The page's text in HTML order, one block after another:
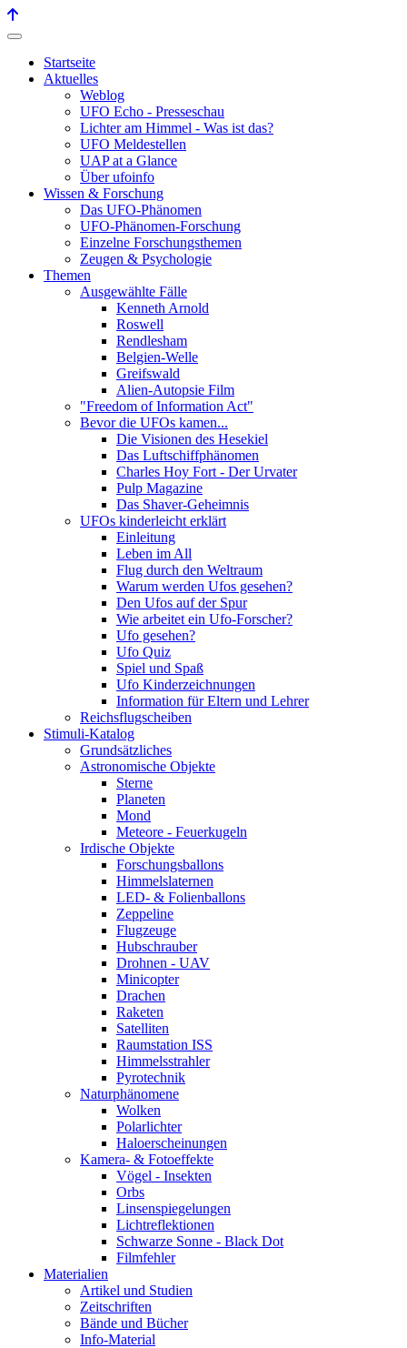
Startseite
Aktuelles
Weblog
UFO Echo - Presseschau
Lichter am Himmel - Was ist das?
UFO Meldestellen
UAP at a Glance
Über ufoinfo
Wissen & Forschung
Das UFO-Phänomen
UFO-Phänomen-Forschung
Einzelne Forschungsthemen
Zeugen & Psychologie
Themen
Ausgewählte Fälle
Kenneth Arnold
Roswell
Rendlesham
Belgien-Welle
Greifswald
Alien-Autopsie Film
"Freedom of Information Act"
Bevor die UFOs kamen...
Die Visionen des Hesekiel
Das Luftschiffphänomen
Charles Hoy Fort - Der Urvater
Pulp Magazine
Das Shaver-Geheimnis
UFOs kinderleicht erklärt
Einleitung
Leben im All
Flug durch den Weltraum
Warum werden Ufos gesehen?
Den Ufos auf der Spur
Wie arbeitet ein Ufo-Forscher?
Ufo gesehen?
Ufo Quiz
Spiel und Spaß
Ufo Kinderzeichnungen
Information für Eltern und Lehrer
Reichsflugscheiben
Stimuli-Katalog
Grundsätzliches
Astronomische Objekte
Sterne
Planeten
Mond
Meteore - Feuerkugeln
Irdische Objekte
Forschungsballons
Himmelslaternen
LED- & Folienballons
Zeppeline
Flugzeuge
Hubschrauber
Drohnen - UAV
Minicopter
Drachen
Raketen
Satelliten
Raumstation ISS
Himmelsstrahler
Pyrotechnik
Naturphänomene
Wolken
Polarlichter
Haloerscheinungen
Kamera- & Fotoeffekte
Vögel - Insekten
Orbs
Linsenspiegelungen
Lichtreflektionen
Schwarze Sonne - Black Dot
Filmfehler
Materialien
Artikel und Studien
Zeitschriften
Bände und Bücher
Info-Material